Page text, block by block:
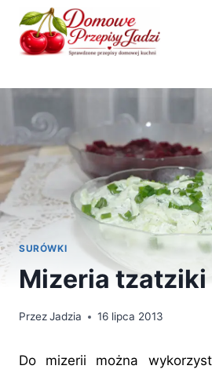
Przejdź
treści
SURÓWKI
Mizeria tzatziki
PrzezJadzia 16 lipca 2013
Do mizerii można